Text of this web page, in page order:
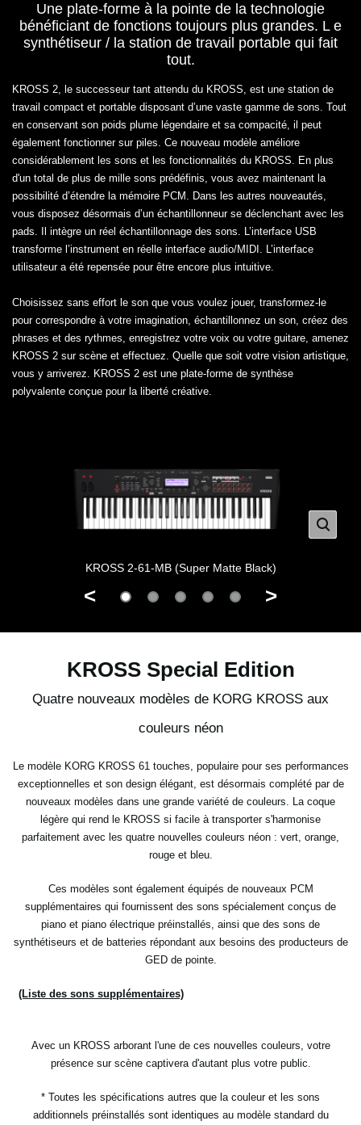
Une plate-forme à la pointe de la technologie
bénéficiant de fonctions toujours plus grandes. L e
synthétiseur / la station de travail portable qui fait
tout.
KROSS 2, le successeur tant attendu du KROSS, est une station de
travail compact et portable disposant d’une vaste gamme de sons. Tout
en conservant son poids plume légendaire et sa compacité, il peut
également fonctionner sur piles. Ce nouveau modèle améliore
considérablement les sons et les fonctionnalités du KROSS. En plus
d'un total de plus de mille sons prédéfinis, vous avez maintenant la
possibilité d’étendre la mémoire PCM. Dans les autres nouveautés,
vous disposez désormais d’un échantillonneur se déclenchant avec les
pads. Il intègre un réel échantillonnage des sons. L’interface USB
transforme l’instrument en réelle interface audio/MIDI. L’interface
utilisateur a été repensée pour être encore plus intuitive.
Choisissez sans effort le son que vous voulez jouer, transformez-le
pour correspondre à votre imagination, échantillonnez un son, créez des
phrases et des rythmes, enregistrez votre voix ou votre guitare, amenez
KROSS 2 sur scène et effectuez. Quelle que soit votre vision artistique,
vous y arriverez. KROSS 2 est une plate-forme de synthèse
polyvalente conçue pour la liberté créative.
KROSS 2-61-MB (Super Matte Black)
< >
KROSS Special Edition
Quatre nouveaux modèles de KORG KROSS aux
couleurs néon
Le modèle KORG KROSS 61 touches, populaire pour ses performances
exceptionnelles et son design élégant, est désormais complété par de
nouveaux modèles dans une grande variété de couleurs. La coque
légère qui rend le KROSS si facile à transporter s'harmonise
parfaitement avec les quatre nouvelles couleurs néon : vert, orange,
rouge et bleu.
Ces modèles sont également équipés de nouveaux PCM
supplémentaires qui fournissent des sons spécialement conçus de
piano et piano électrique préinstallés, ainsi que des sons de
synthétiseurs et de batteries répondant aux besoins des producteurs de
GED de pointe.
(Liste des sons supplémentaires)
Avec un KROSS arborant l'une de ces nouvelles couleurs, votre
présence sur scène captivera d'autant plus votre public.
* Toutes les spécifications autres que la couleur et les sons
additionnels préinstallés sont identiques au modèle standard du